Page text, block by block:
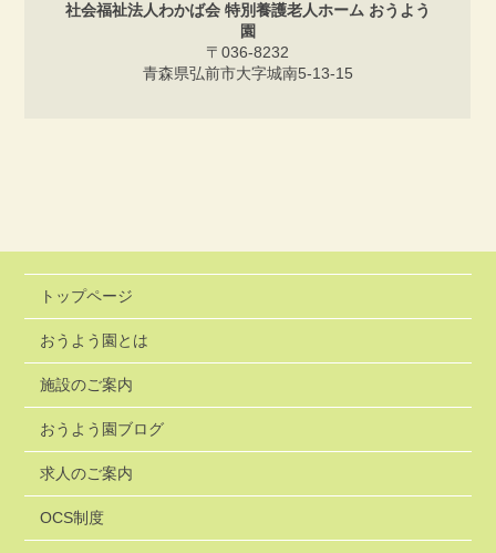
社会福祉法人わかば会 特別養護老人ホーム おうよう
園
〒036-8232
青森県弘前市大字城南5-13-15
トップページ
おうよう園とは
施設のご案内
おうよう園ブログ
求人のご案内
OCS制度